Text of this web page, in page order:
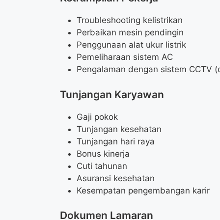
Troubleshooting kelistrikan
Perbaikan mesin pendingin
Penggunaan alat ukur listrik
Pemeliharaan sistem AC
Pengalaman dengan sistem CCTV
Tunjangan Karyawan
Gaji pokok
Tunjangan kesehatan
Tunjangan hari raya
Bonus kinerja
Cuti tahunan
Asuransi kesehatan
Kesempatan pengembangan karir
Dokumen Lamaran